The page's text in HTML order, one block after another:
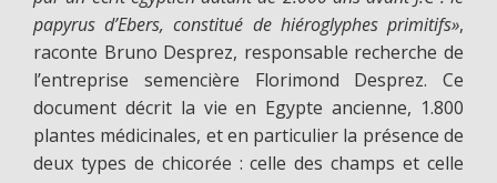
papyrus d’Ebers, constitué de hiéroglyphes primitifs»,
raconte Bruno Desprez, responsable recherche de
l’entreprise semencière Florimond Desprez. Ce
document décrit la vie en Egypte ancienne, 1.800
plantes médicinales, et en particulier la présence de
deux types de chicorée : celle des champs et celle